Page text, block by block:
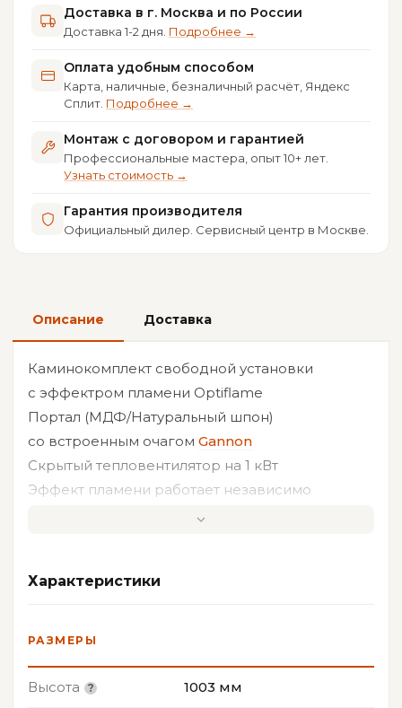
Доставка в г. Москва и по России
Доставка 1-2 дня. Подробнее →
Оплата удобным способом
Карта, наличные, безналичный расчёт, Яндекс
Сплит. Подробнее →
Монтаж с договором и гарантией
Профессиональные мастера, опыт 10+ лет.
Узнать стоимость →
Гарантия производителя
Официальный дилер. Сервисный центр в Москве.
Описание Доставка
Каминокомплект свободной установки
с эффектром пламени Optiflame
Портал (МДФ/Натуральный шпон)
со встроенным очагом Gannon
Скрытый тепловентилятор на 1 кВт
Эффект пламени работает независимо
Характеристики
РАЗМЕРЫ
Высота 1003 мм